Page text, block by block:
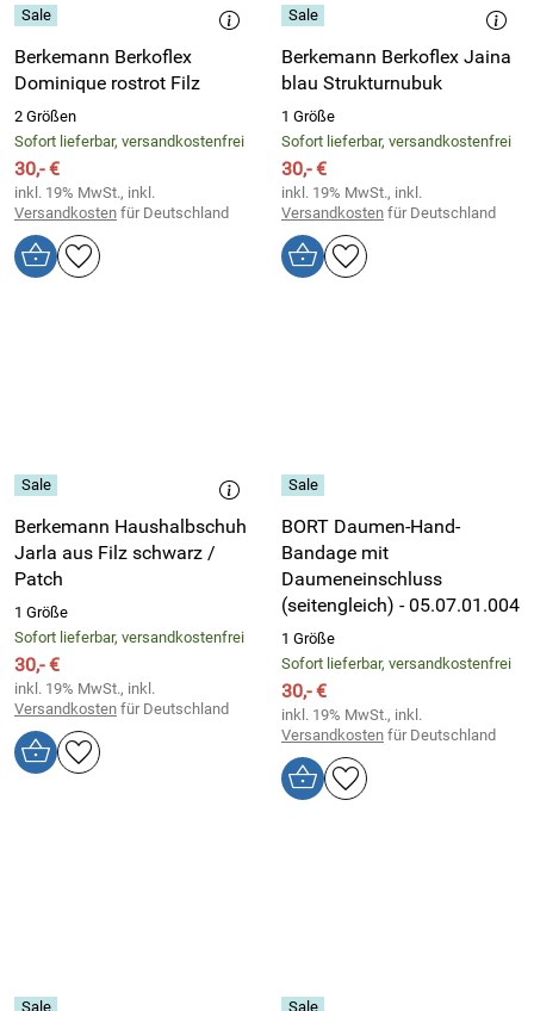
Berkemann Berkoflex
Dominique rostrot Filz
2 Größen
Sofort lieferbar, versandkostenfrei
30,- €
inkl. 19% MwSt., inkl.
Versandkosten für Deutschland
Berkemann Berkoflex Jaina
blau Strukturnubuk
1 Größe
Sofort lieferbar, versandkostenfrei
30,- €
inkl. 19% MwSt., inkl.
Versandkosten für Deutschland
Berkemann Haushalbschuh
Jarla aus Filz schwarz /
Patch
1 Größe
Sofort lieferbar, versandkostenfrei
30,- €
inkl. 19% MwSt., inkl.
Versandkosten für Deutschland
BORT Daumen-Hand-
Bandage mit
Daumeneinschluss
(seitengleich) - 05.07.01.004
1 Größe
Sofort lieferbar, versandkostenfrei
30,- €
inkl. 19% MwSt., inkl.
Versandkosten für Deutschland